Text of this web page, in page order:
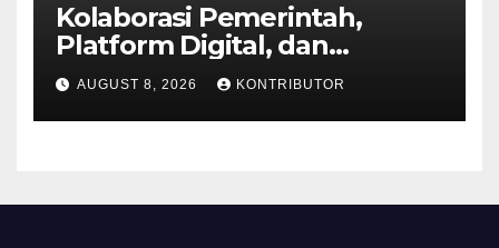
Kolaborasi Pemerintah,
Platform Digital, dan
Perusahaan Pers Hadapi
Disrupsi
AUGUST 8, 2026 KONTRIBUTOR